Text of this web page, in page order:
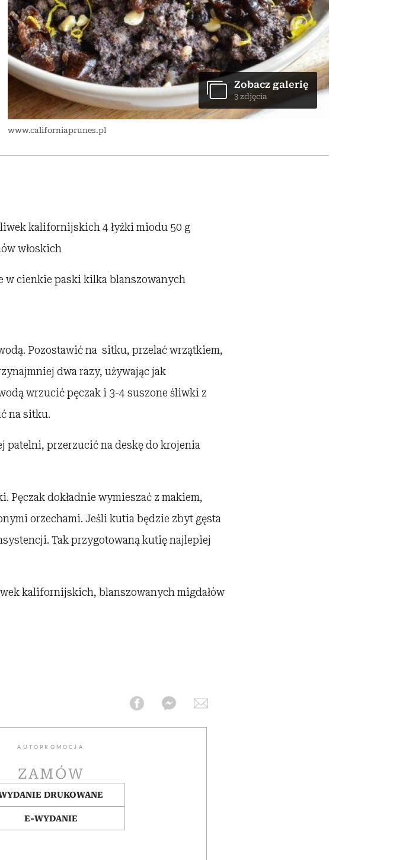
seriali
www.californiaprunes.pl
Zobacz galerię
3 zdjęcia
kalifornijskich 4 łyżki miodu 50 g
włoskich
cienkie paski kilka blanszowanych
Pozostawić na sitku, przelać wrzątkiem,
dwa razy, używając jak
wrzucić pęczak i 3-4 suszone śliwki z
na sitku.
patelni, przerzucić na deskę do krojenia
Pęczak dokładnie wymieszać z makiem,
orzechami. Jeśli kutia będzie zbyt gęsta
Tak przygotowaną kutię najlepiej
kalifornijskich, blanszowanych migdałów
AUTOPROMOCJA
ZAMÓW
DRUKOWANE
E-WYDANIE